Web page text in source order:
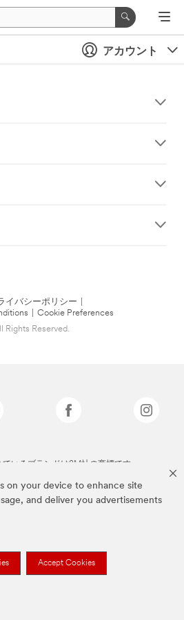
on your device to enhance site
and deliver you advertisements
Accept Cookies
アカウント
イバシーポリシー
Cookie Preferences
Reserved.
いるブランドは3M社の商標です。